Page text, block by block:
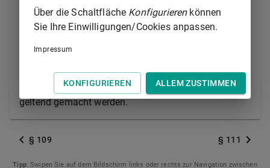
oder
2.
nach einer Anfechtungsklage durch Urteil
rechtskräftig für nichtig erklärt worden ist.
kann auch auf andere Weise als durch Klage auf
Feststellung der Nichtigkeit (Nichtigkeitsklage)
geltend gemacht werden.
§ 109 § 111
Tipp: Swipen Sie auf dem Bildschirm links oder rechts zur Navigation zwischen
Über die Schaltfläche Konfigurierenkönnen
Sie Ihre Einwilligungen/Cookies anpassen.
Impressum
KONFIGURIEREN ALLEM ZUSTIMMEN